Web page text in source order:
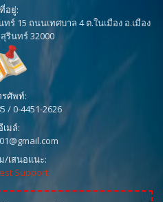
ที่อยู่:
15 ถนนเทศบาล 4 ต.ในเมือง อ.เมือง
รินทร์ 32000
ศัพท์:
/ 0-4451-2626
เมล์:
/เสนอแนะ:
Support